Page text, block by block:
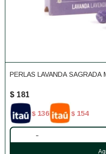
PERLAS LAVANDA SAGRADA
$ 181
$ 136 $ 154
-